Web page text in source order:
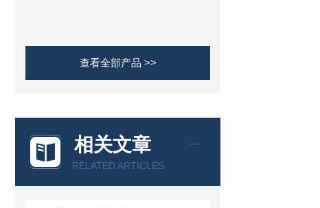
查看全部产品 >>
相关文章
RELATED ARTICLES